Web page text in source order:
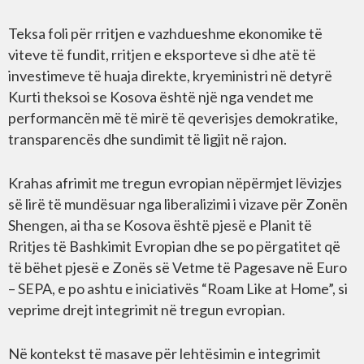
Teksa foli për rritjen e vazhdueshme ekonomike të
viteve të fundit, rritjen e eksporteve si dhe atë të
investimeve të huaja direkte, kryeministri në detyrë
Kurti theksoi se Kosova është një nga vendet me
performancën më të mirë të qeverisjes demokratike,
transparencës dhe sundimit të ligjit në rajon.
Krahas afrimit me tregun evropian nëpërmjet lëvizjes
së lirë të mundësuar nga liberalizimi i vizave për Zonën
Shengen, ai tha se Kosova është pjesë e Planit të
Rritjes të Bashkimit Evropian dhe se po përgatitet që
të bëhet pjesë e Zonës së Vetme të Pagesave në Euro
– SEPA, e po ashtu e iniciativës “Roam Like at Home”, si
veprime drejt integrimit në tregun evropian.
Në kontekst të masave për lehtësimin e integrimit